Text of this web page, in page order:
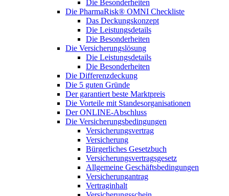
Die Besonderheiten
Die PharmaRisk® OMNI Checkliste
Das Deckungskonzept
Die Leistungsdetails
Die Besonderheiten
Die Versicherungslösung
Die Leistungsdetails
Die Besonderheiten
Die Differenzdeckung
Die 5 guten Gründe
Der garantiert beste Marktpreis
Die Vorteile mit Standesorganisationen
Der ONLINE-Abschluss
Die Versicherungsbedingungen
Versicherungsvertrag
Versicherung
Bürgerliches Gesetzbuch
Versicherungsvertragsgesetz
Allgemeine Geschäftsbedingungen
Versicherungantrag
Vertraginhalt